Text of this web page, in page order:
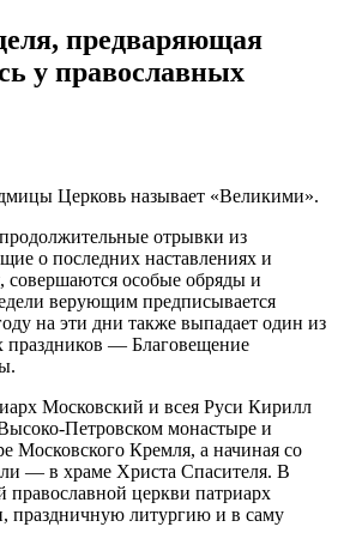
предваряющая
у православных
Церковь называет «Великими».
отрывки из
о последних наставлениях и
совершаются особые обряды и
верующим предписывается
на эти дни также выпадает один из
праздников — Благовещение
Московский и всея Руси Кирилл
Петровском монастыре и
Московского Кремля, а начиная со
— в храме Христа Спасителя. В
православной церкви патриарх
праздничную литургию и в саму